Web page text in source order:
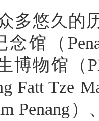
多悠久的
馆（
博物馆（
Fatt Tze
Penang